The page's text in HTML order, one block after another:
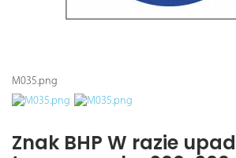
M035.png
Znak BHP W razie